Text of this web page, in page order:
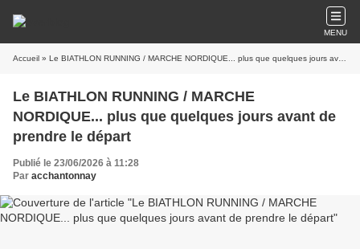
MENU
Accueil » Le BIATHLON RUNNING / MARCHE NORDIQUE... plus que quelques jours avant de prendre le départ
Le BIATHLON RUNNING / MARCHE
NORDIQUE... plus que quelques jours avant de
prendre le départ
Publié le 23/06/2026 à 11:28
Par acchantonnay